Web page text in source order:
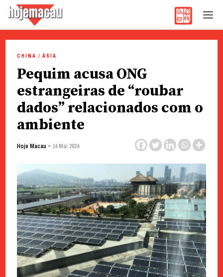
content
CHINA / ÁSIA
Pequim acusa ONG
estrangeiras de “roubar
dados” relacionados com o
ambiente
Hoje Macau - 14 Mai 2024